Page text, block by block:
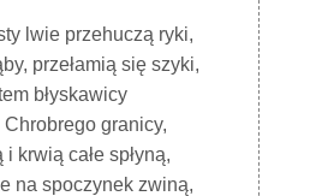
lwie przehuczą ryki,
przełamią się szyki,
błyskawicy
granicy,
krwią całe spłyną,
na spoczynek zwiną,